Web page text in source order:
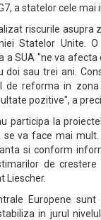
a statelor cele mai
riscurile asupra
Statelor Unite.
a SUA "ne va
doi sau trei ani.
de reforma in
pozitive", a
participa la
va face mai mult.
si conform
de
Liescher.
Europene
in jurul